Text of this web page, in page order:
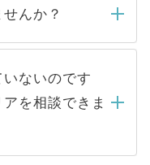
気のある医療機
募が殺到する場
に合った人材の
るケースが増え
内定をいただい
せん。内定先へ
ートナーが行い
。
んか？
はありませんの
イトからの登録
の個人情報は、
よび転職活動の
す。お預かりし
はご本人の許可
ないのです
を相談できま